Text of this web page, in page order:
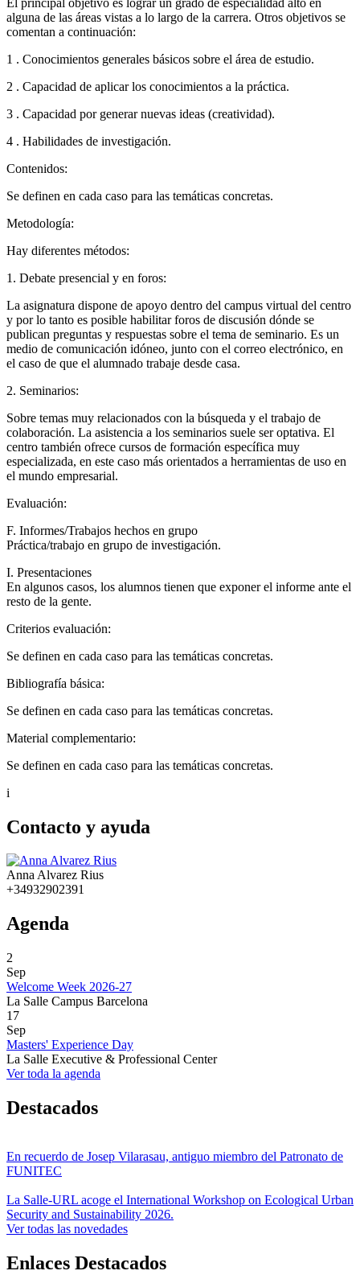
alguna de las áreas vistas a lo largo de la carrera. Otros objetivos se
comentan a continuación:
1 . Conocimientos generales básicos sobre el área de estudio.
2 . Capacidad de aplicar los conocimientos a la práctica.
3 . Capacidad por generar nuevas ideas (creatividad).
4 . Habilidades de investigación.
Contenidos:
Se definen en cada caso para las temáticas concretas.
Metodología:
Hay diferentes métodos:
1. Debate presencial y en foros:
La asignatura dispone de apoyo dentro del campus virtual del centro
y por lo tanto es posible habilitar foros de discusión dónde se
publican preguntas y respuestas sobre el tema de seminario. Es un
medio de comunicación idóneo, junto con el correo electrónico, en
el caso de que el alumnado trabaje desde casa.
2. Seminarios:
Sobre temas muy relacionados con la búsqueda y el trabajo de
colaboración. La asistencia a los seminarios suele ser optativa. El
centro también ofrece cursos de formación específica muy
especializada, en este caso más orientados a herramientas de uso en
el mundo empresarial.
Evaluación:
F. Informes/Trabajos hechos en grupo
Práctica/trabajo en grupo de investigación.
I. Presentaciones
En algunos casos, los alumnos tienen que exponer el informe ante el
resto de la gente.
Criterios evaluación:
Se definen en cada caso para las temáticas concretas.
Bibliografía básica:
Se definen en cada caso para las temáticas concretas.
Material complementario:
Se definen en cada caso para las temáticas concretas.
i
Contacto y ayuda
Anna Alvarez Rius
+34932902391
Agenda
2
Sep
Welcome Week 2026-27
La Salle Campus Barcelona
17
Sep
Masters' Experience Day
La Salle Executive & Professional Center
Ver toda la agenda
Destacados
En recuerdo de Josep Vilarasau, antiguo miembro del Patronato de
FUNITEC
La Salle-URL acoge el International Workshop on Ecological Urban
Security and Sustainability 2026.
Ver todas las novedades
Enlaces Destacados